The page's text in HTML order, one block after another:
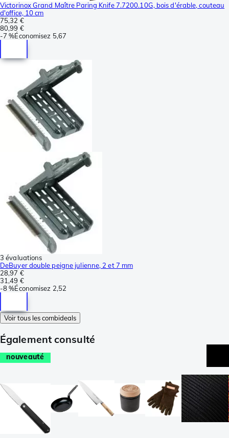
Victorinox Grand Maître Paring Knife 7.7200.10G, bois d'érable, couteau
d'office, 10 cm
75,32 €
80,99 €
-7 %Économisez 5,67
3 évaluations
DeBuyer double peigne julienne, 2 et 7 mm
28,97 €
31,49 €
-8 %Économisez 2,52
Voir tous les combideals
Également consulté
nouveauté